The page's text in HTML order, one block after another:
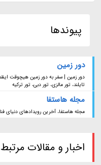
پیوندها
دور زمین
دور زمین | سفر به دور زمین هیچوقت
تایلند، تور مالزی، تور دبی، تور ترکیه
مجله هاستفا
مجله هاستفا، آخرین رویدادهای دنیای
اخبار و مقالات مرتبط